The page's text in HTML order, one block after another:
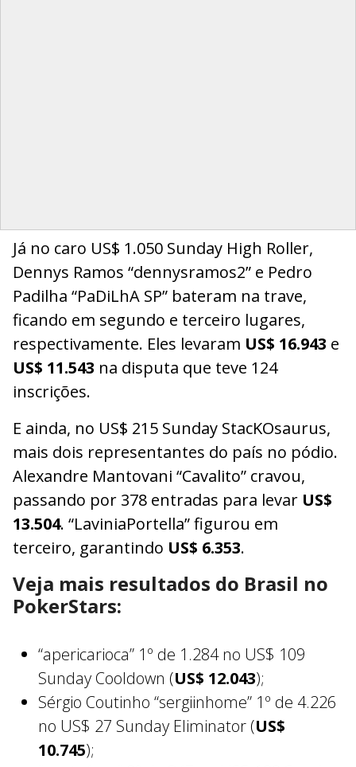
Já no caro US$ 1.050 Sunday High Roller,
Dennys Ramos “dennysramos2” e Pedro
Padilha “PaDiLhA SP” bateram na trave,
ficando em segundo e terceiro lugares,
respectivamente. Eles levaram US$ 16.943 e
US$ 11.543 na disputa que teve 124
inscrições.
E ainda, no US$ 215 Sunday StacKOsaurus,
mais dois representantes do país no pódio.
Alexandre Mantovani “Cavalito” cravou,
passando por 378 entradas para levar US$
13.504. “LaviniaPortella” figurou em
terceiro, garantindo US$ 6.353.
Veja mais resultados do Brasil no
PokerStars:
“apericarioca” 1º de 1.284 no US$ 109
Sunday Cooldown (US$ 12.043);
Sérgio Coutinho “sergiinhome” 1º de 4.226
no US$ 27 Sunday Eliminator (US$
10.745);